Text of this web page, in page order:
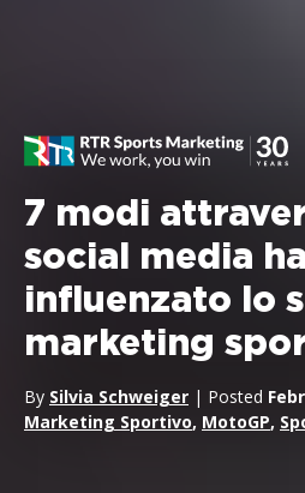
7 modi
social media
influenzato lo
marketing
By Silvia Schweiger | Posted
Marketing Sportivo, MotoGP,